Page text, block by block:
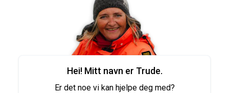
Hei! Mitt navn er Trude.
Er det noe vi kan hjelpe deg med?